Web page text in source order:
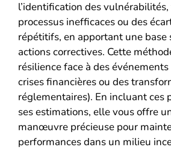
l’identification des
processus inefficaces ou des
répétitifs, en apportant une base
actions correctives. Cette
résilience face à des
crises financières ou des
réglementaires). En incluant ces
ses estimations, elle vous offre
manœuvre précieuse pour
performances dans un milieu